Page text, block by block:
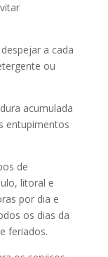
a cada
ou
acumulada
entupimentos
de
litoral e
por dia e
os dias da
feriados.